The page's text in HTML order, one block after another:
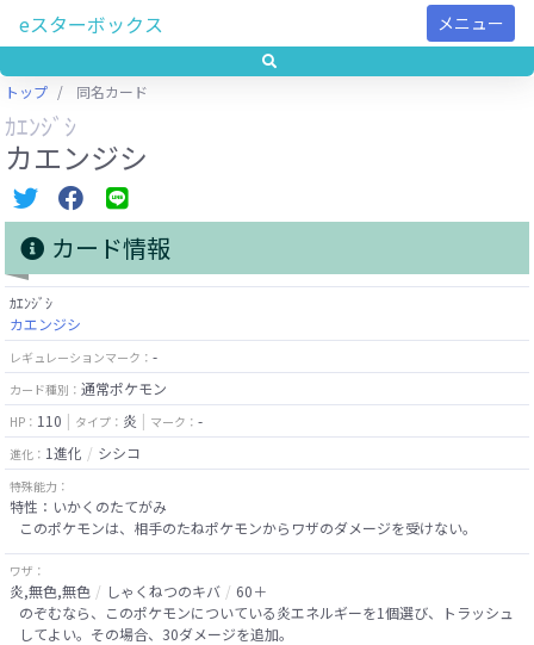
eスターボックス メニュー
トップ 同名カード
ｶｴﾝｼﾞｼ
カエンジシ
カード情報
ｶｴﾝｼﾞｼ
カエンジシ
レギュレーションマーク： -
カード種別： 通常ポケモン
HP： 110 タイプ： 炎 マーク： -
進化： 1進化 シシコ
特殊能力：
特性：いかくのたてがみ
このポケモンは、相手のたねポケモンからワザのダメージを受けない。
ワザ：
炎,無色,無色 しゃくねつのキバ
60＋
のぞむなら、このポケモンについている炎エネルギーを1個選び、トラッシュ
してよい。その場合、30ダメージを追加。